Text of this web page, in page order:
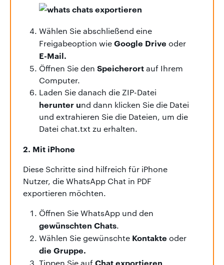
Wählen Sie abschließend eine
Freigabeoption wieGoogle Drive oder
E-Mail.
Öffnen Sie den Speicherortauf Ihrem
Computer.
Laden Sie danach die ZIP-Datei
herunter und dann klicken Sie die Datei
und extrahieren Sie die Dateien, um die
Datei chat.txt zu erhalten.
2. Mit iPhone
Diese Schritte sind hilfreich für iPhone
Nutzer, die WhatsApp Chat in PDF
exportieren möchten.
Öffnen Sie WhatsApp und den
gewünschten Chats.
Wählen Sie gewünschte Kontakte oder
die Gruppe.
Tippen Sie aufChat exportieren